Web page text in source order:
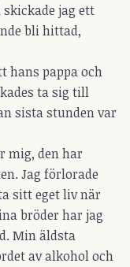
jag ett
bli hittad,
hans pappa och
ta sig till
sista stunden var
mig, den har
Jag förlorade
sitt eget liv när
bröder har jag
Min äldsta
av alkohol och